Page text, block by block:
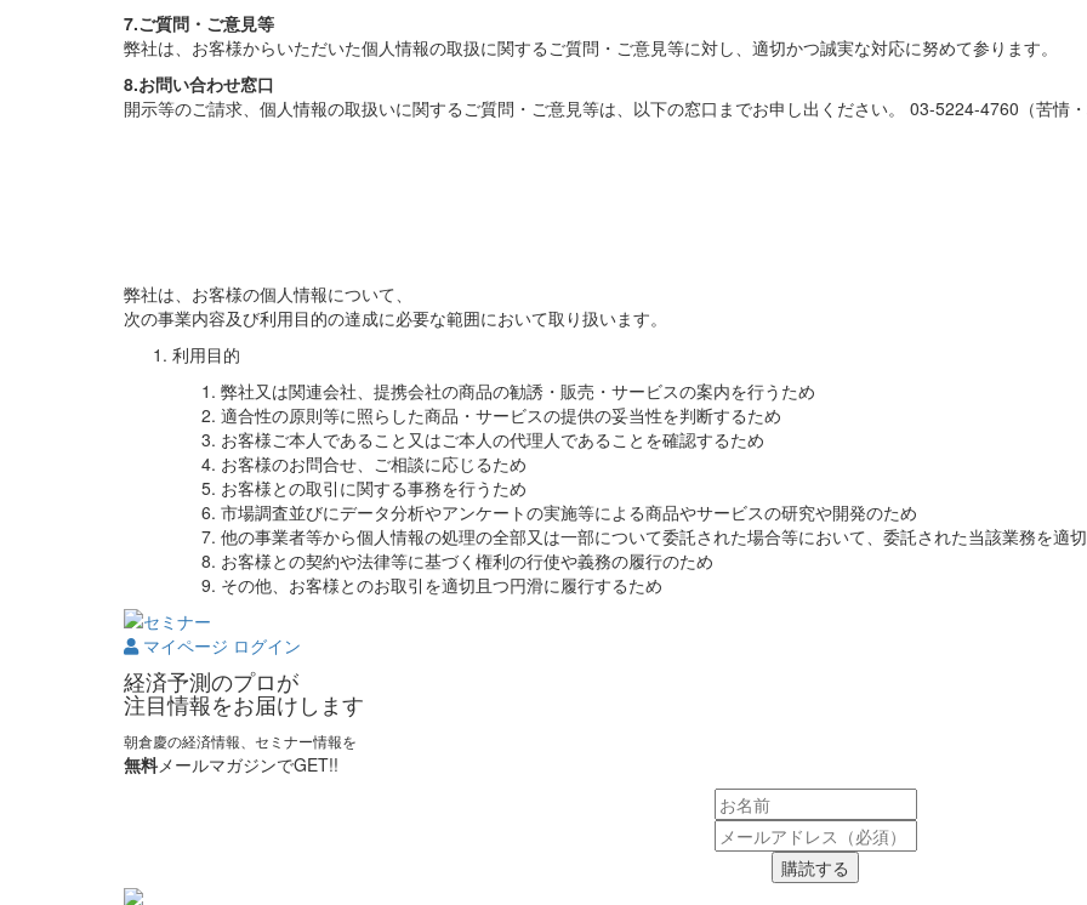
7.ご質問・ご意見等
弊社は、お客様からいただいた個人情報の取扱に関するご質問・ご意見等に対し、適切かつ誠実な対応に努めて参ります。
8.お問い合わせ窓口
開示等のご請求、個人情報の取扱いに関するご質問・ご意見等は、以下の窓口までお申し出ください。 03-5224-4760（苦情・
弊社は、お客様の個人情報について、
次の事業内容及び利用目的の達成に必要な範囲において取り扱います。
利用目的
弊社又は関連会社、提携会社の商品の勧誘・販売・サービスの案内を行うため
適合性の原則等に照らした商品・サービスの提供の妥当性を判断するため
お客様ご本人であること又はご本人の代理人であることを確認するため
お客様のお問合せ、ご相談に応じるため
お客様との取引に関する事務を行うため
市場調査並びにデータ分析やアンケートの実施等による商品やサービスの研究や開発のため
他の事業者等から個人情報の処理の全部又は一部について委託された場合等において、委託された当該業務を適
お客様との契約や法律等に基づく権利の行使や義務の履行のため
その他、お客様とのお取引を適切且つ円滑に履行するため
マイページ ログイン
経済予測のプロが
注目情報をお届けします
朝倉慶の経済情報、セミナー情報を
無料メールマガジンでGET!!
購読する